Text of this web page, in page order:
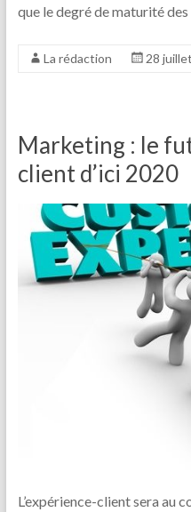
que le degré de maturité
La rédaction 28
Marketing : le
client d’ici 2020
L’expérience-client sera au